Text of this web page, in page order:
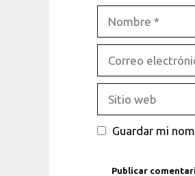
electrónico
web
Guardar mi